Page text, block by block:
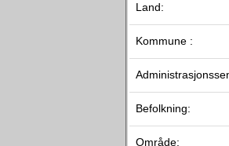
Land:
Kommune :
Befolkning:
Område: